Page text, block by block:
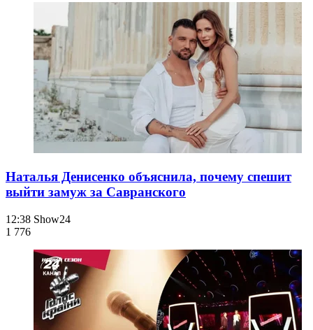
Наталья Денисенко объяснила, почему спешит
выйти замуж за Савранского
12:38 Show24
1 776